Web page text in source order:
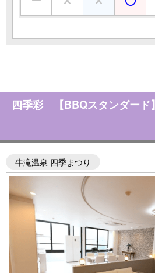
四季彩 【BBQスタンダード】
牛滝温泉 四季まつり